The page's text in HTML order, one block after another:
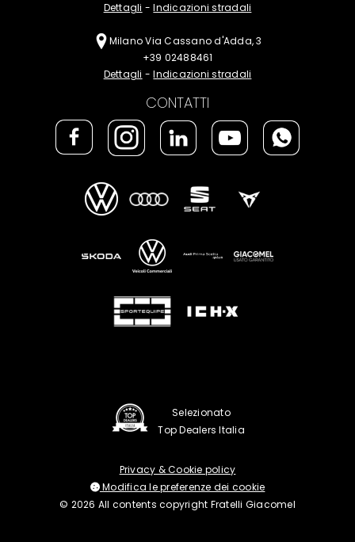
Dettagli -Indicazioni stradali
MilanoVia Cassano d'Adda, 3
+39 02488461
Dettagli -Indicazioni stradali
CONTATTI
Selezionato
Top Dealers Italia
Privacy & Cookie policy
Modifica le preferenze dei cookie
© 2026 All contents copyright Fratelli Giacomel